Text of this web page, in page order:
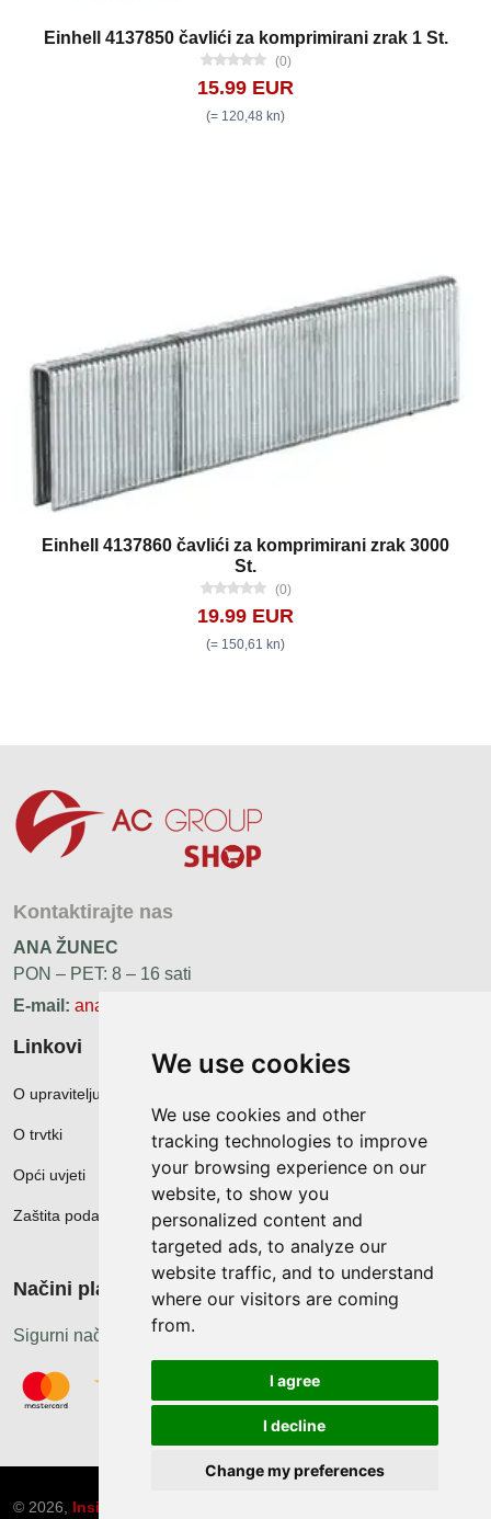
We use cookies
We use cookies and other
tracking technologies to improve
your browsing experience on our
website, to show you
personalized content and
targeted ads, to analyze our
website traffic, and to understand
where our visitors are coming
from.
I agree
I decline
Change my preferences
Einhell 4137850 čavlići za komprimirani zrak 1 St.
(0)
15.99 EUR
(= 120,48 kn)
Einhell 4137860 čavlići za komprimirani zrak 3000
St.
(0)
19.99 EUR
(= 150,61 kn)
Kontaktirajte nas
ANA ŽUNEC
PON – PET: 8 – 16 sati
E-mail: ana.zunec@ac-group.hr
Linkovi
O upravitelju web portala
O trvtki
Opći uvjeti
Zaštita podataka
Načini plačanja
Sigurni načini plaćanja
© 2026, Insist d.o.o.